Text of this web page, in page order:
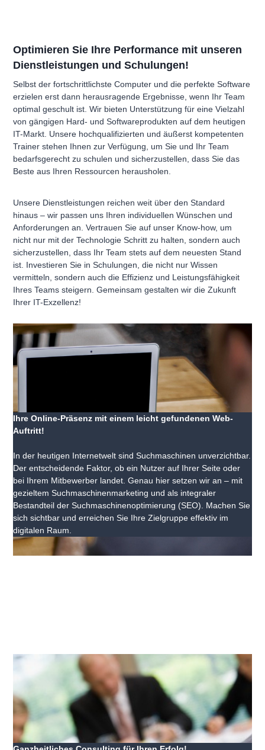
Optimieren Sie Ihre Performance mit unseren
Dienstleistungen und Schulungen!
Selbst der fortschrittlichste Computer und die perfekte Software
erzielen erst dann herausragende Ergebnisse, wenn Ihr Team
optimal geschult ist. Wir bieten Unterstützung für eine Vielzahl
von gängigen Hard- und Softwareprodukten auf dem heutigen
IT-Markt. Unsere hochqualifizierten und äußerst kompetenten
Trainer stehen Ihnen zur Verfügung, um Sie und Ihr Team
bedarfsgerecht zu schulen und sicherzustellen, dass Sie das
Beste aus Ihren Ressourcen herausholen.
Unsere Dienstleistungen reichen weit über den Standard
hinaus – wir passen uns Ihren individuellen Wünschen und
Anforderungen an. Vertrauen Sie auf unser Know-how, um
nicht nur mit der Technologie Schritt zu halten, sondern auch
sicherzustellen, dass Ihr Team stets auf dem neuesten Stand
ist. Investieren Sie in Schulungen, die nicht nur Wissen
vermitteln, sondern auch die Effizienz und Leistungsfähigkeit
Ihres Teams steigern. Gemeinsam gestalten wir die Zukunft
Ihrer IT-Exzellenz!
Ihre Online-Präsenz mit einem leicht gefundenen Web-
Auftritt!
In der heutigen Internetwelt sind Suchmaschinen unverzichtbar.
Der entscheidende Faktor, ob ein Nutzer auf Ihrer Seite oder
bei Ihrem Mitbewerber landet. Genau hier setzen wir an – mit
gezieltem Suchmaschinenmarketing und als integraler
Bestandteil der Suchmaschinenoptimierung (SEO). Machen Sie
sich sichtbar und erreichen Sie Ihre Zielgruppe effektiv im
digitalen Raum.